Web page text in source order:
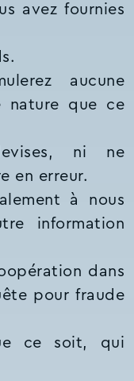
avez fournies
aucune
nature que ce
ni ne
en erreur.
à nous
information
dans
pour fraude
ce soit, qui